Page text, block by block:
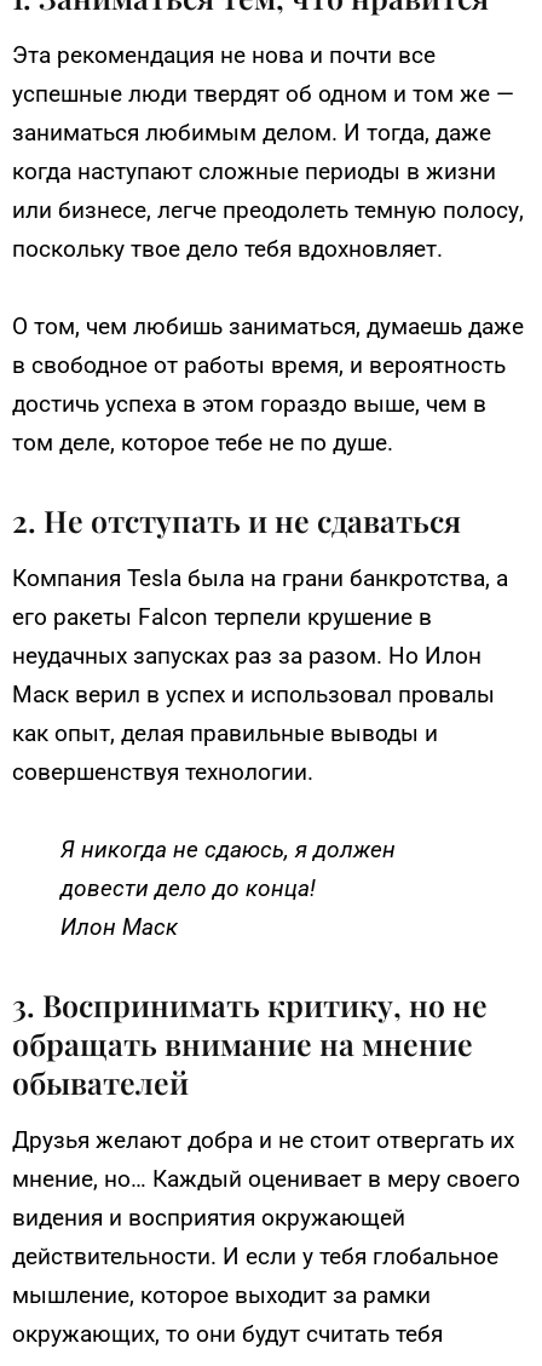
Эта рекомендация не нова и почти все
успешные люди твердят об одном и том же —
заниматься любимым делом. И тогда, даже
когда наступают сложные периоды в жизни
или бизнесе, легче преодолеть темную полосу,
поскольку твое дело тебя вдохновляет.
О том, чем любишь заниматься, думаешь даже
в свободное от работы время, и вероятность
достичь успеха в этом гораздо выше, чем в
том деле, которое тебе не по душе.
2. Не отступать и не сдаваться
Компания Tesla была на грани банкротства, а
его ракеты Falcon терпели крушение в
неудачных запусках раз за разом. Но Илон
Маск верил в успех и использовал провалы
как опыт, делая правильные выводы и
совершенствуя технологии.
Я никогда не сдаюсь, я должен
довести дело до конца!
Илон Маск
3. Воспринимать критику, но не
обращать внимание на мнение
обывателей
Друзья желают добра и не стоит отвергать их
мнение, но… Каждый оценивает в меру своего
видения и восприятия окружающей
действительности. И если у тебя глобальное
мышление, которое выходит за рамки
окружающих, то они будут считать тебя